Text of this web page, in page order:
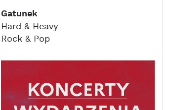
Gatunek
Hard & Heavy
Rock & Pop